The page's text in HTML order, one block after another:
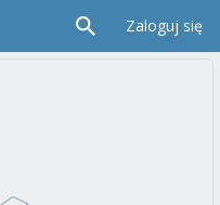
Zaloguj się